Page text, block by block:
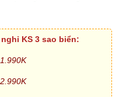
KS 3 sao biển: